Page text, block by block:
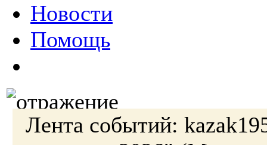
Новости
Помощь
Лента событий: